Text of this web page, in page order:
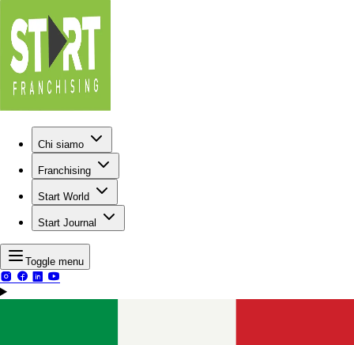
Chi siamo
Franchising
Start World
Start Journal
Toggle menu